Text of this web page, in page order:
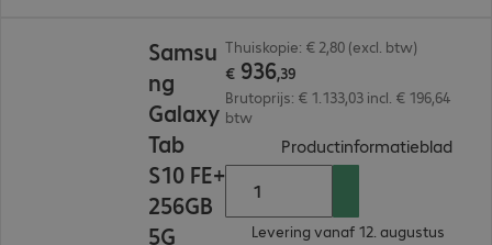
Samsu
ng
Galaxy
Tab
S10 FE+
256GB
5G
Thuiskopie: € 2,80 (excl. btw)
€ 936,39
Brutoprijs: € 1.133,03 incl. € 196,64
btw
Productinformatieblad
Levering vanaf 12. augustus